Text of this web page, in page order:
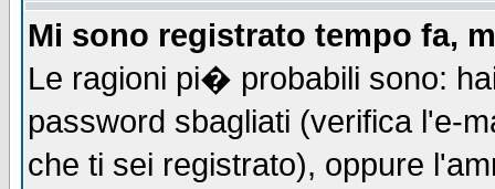
Mi sono registrato tempo fa,
Le ragioni pi� probabili sono:
password sbagliati (verifica l'e-
che ti sei registrato), oppure